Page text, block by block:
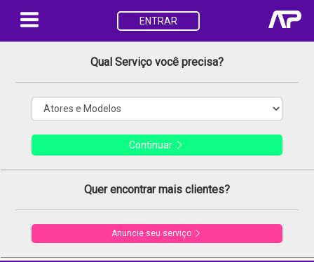
ENTRAR
Qual Serviço você precisa?
Continuar
Quer encontrar mais clientes?
Anuncie seu serviço